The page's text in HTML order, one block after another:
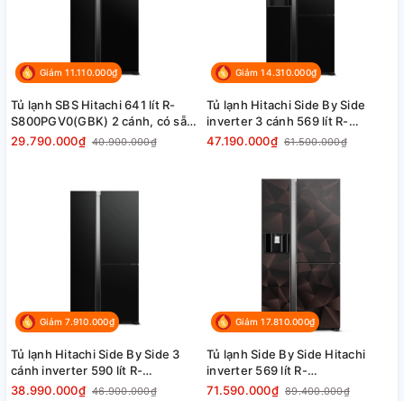
Giảm 11.110.000₫
Tủ lạnh SBS Hitachi 641 lít R-
S800PGV0(GBK) 2 cánh, có sẵn
hàng giao ngay
29.790.000₫ 40.900.000₫
Giảm 14.310.000₫
Tủ lạnh Hitachi Side By Side
inverter 3 cánh 569 lít R-
MX800GVGV0 (GBK)
47.190.000₫ 61.500.000₫
Giảm 7.910.000₫
Tủ lạnh Hitachi Side By Side 3
cánh inverter 590 lít R-
M800PGV0 (GBK), có sẵn hàng
38.990.000₫ 46.900.000₫
Giảm 17.810.000₫
Tủ lạnh Side By Side Hitachi
inverter 569 lít R-
FM800XAGGV9X (GBZ) chính
71.590.000₫ 89.400.000₫